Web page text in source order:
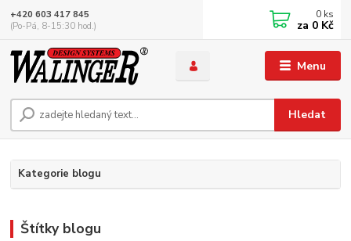
Menu
Hledat
+420 603 417 845
(Po-Pá, 8-15:30 hod.)
0 ks
za 0 Kč
Kategorie blogu
Štítky blogu